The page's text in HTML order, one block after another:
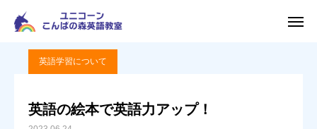
ブログ 英語学習について
英語学習について
英語の絵本で英語力アップ！